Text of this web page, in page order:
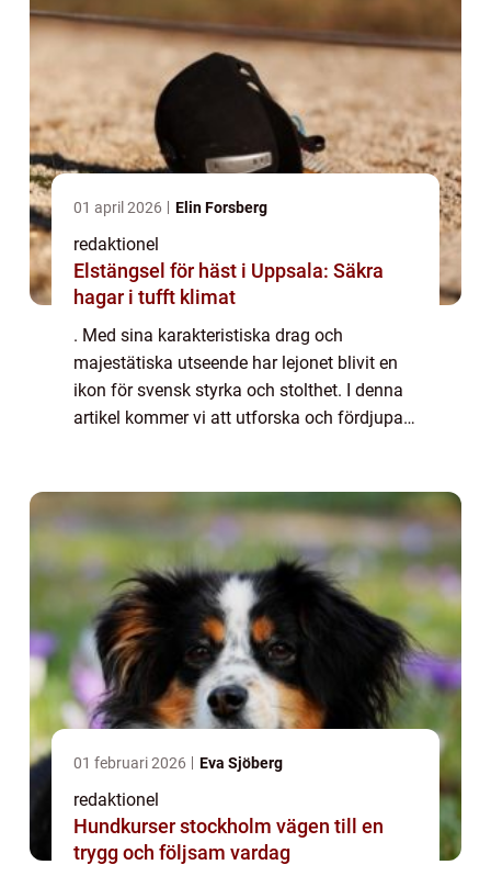
01 april 2026 Elin Forsberg
redaktionel
Elstängsel för häst i Uppsala: Säkra
hagar i tufft klimat
. Med sina karakteristiska drag och
majestätiska utseende har lejonet blivit en
ikon för svensk styrka och stolthet. I denna
artikel kommer vi att utforska och fördjupa
01 februari 2026 Eva Sjöberg
redaktionel
Hundkurser stockholm vägen till en
trygg och följsam vardag